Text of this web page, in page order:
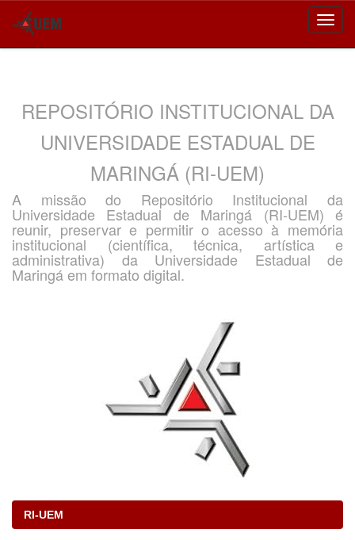
REPOSITÓRIO INSTITUCIONAL DA
UNIVERSIDADE ESTADUAL DE
MARINGÁ (RI-UEM)
A missão do Repositório Institucional da
Universidade Estadual de Maringá (RI-UEM) é
reunir, preservar e permitir o acesso à memória
institucional (científica, técnica, artística e
administrativa) da Universidade Estadual de
Maringá em formato digital.
RI-UEM